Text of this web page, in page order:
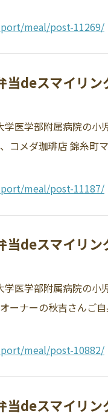
meal/post-11269/
deスマイリン
医学部附属病院の
コメダ珈琲店 錦糸
meal/post-11187/
deスマイリン
医学部附属病院の小
ーナーの秋吉さんご
meal/post-10882/
deスマイリン